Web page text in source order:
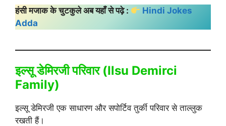
हंसी मजाक के चुटकुले अब यहाँ से पढ़े :
Hindi Jokes
Adda
इल्सू डेमिरजी परिवार (Ilsu Demirci
Family)
इल्सू डेमिरजी एक साधारण और सपोर्टिव तुर्की परिवार से ताल्लुक
रखती हैं।